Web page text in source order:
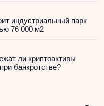
индустриальный парк
76 000 м2
ли криптоактивы
банкротстве?